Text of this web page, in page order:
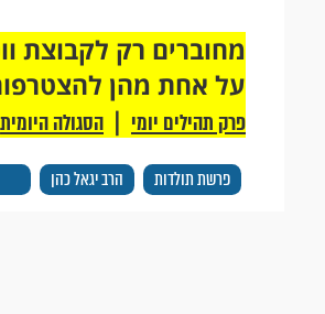
פרשת תולדות הרב יגאל כהן
על אחת מהן
פרק תהילים יומי | הסגולה היומית